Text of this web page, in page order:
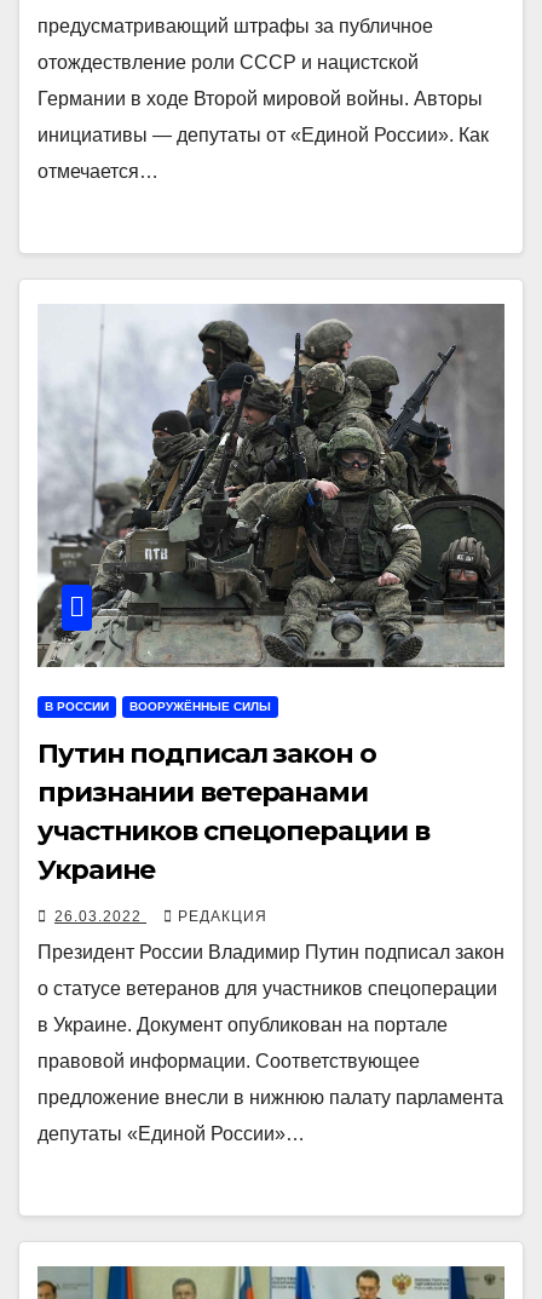
предусматривающий штрафы за публичное
отождествление роли СССР и нацистской
Германии в ходе Второй мировой войны. Авторы
инициативы — депутаты от «Единой России». Как
отмечается…
В РОССИИ ВООРУЖЁННЫЕ СИЛЫ
Путин подписал закон о
признании ветеранами
участников спецоперации в
Украине
26.03.2022 РЕДАКЦИЯ
Президент России Владимир Путин подписал закон
о статусе ветеранов для участников спецоперации
в Украине. Документ опубликован на портале
правовой информации. Соответствующее
предложение внесли в нижнюю палату парламента
депутаты «Единой России»…